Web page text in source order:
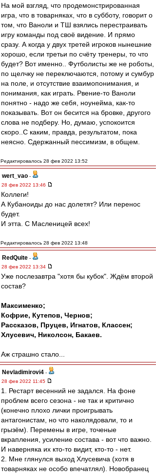
На мой взгляд, что продемонстрированная
игра, что в товарняках, что в субботу, говорит о
том, что Ваноли и ТШ взялись перестраивать
игру команды под своё видение. И прямо
сразу. А когда у двух третей игроков нынешние
хорошо, если третьи по счёту тренеры, то что
будет? Вот именно.. Футболисты же не роботы,
по щелчку не переключаются, потому и сумбур
на поле, и отсутствие взаимопонимания, и
понимания, как играть. Рвение-то Ваноли
понятно - надо же себя, ноунейма, как-то
показывать. Вот он бесится на бровке, другого
слова не подберу. Но, думаю, успокоится
скоро..С каким, правда, результатом, пока
неясно. Сдержанный пессимизм, в общем.
Редактировалось 28 фев 2022 13:52
wert_vao -
28 фев 2022 13:46
Коллеги!
А Кубаноиды до нас долетят? Или перенос
будет.
И этта. С Масленицей всех!
Редактировалось 28 фев 2022 13:48
RedQuite -
28 фев 2022 13:34
Уже послезавтра "хотя бы кубок". Ждём второй
состав?
Максименко;
Кофрие, Кутепов, Чернов;
Рассказов, Пруцев, Игнатов, Классен;
Хлусевич, Николсон, Бакаев.
Аж страшно стало...
Nevladimirovi4 -
28 фев 2022 11:45
1. Рестарт весенний не задался. На фоне
проблем всего сезона - не так и критично
(конечно плохо лички проигрывать
антагонистам, но что наколядовали, то и
грызём). Перемены в игре, точеные
вкрапления, усиление состава - вот что важно.
И наверняка их кто-то видит, кто-то - нет.
2. Мне глянулся выход Хлусевича (хотя в
товарняках не особо впечатлял). Новобранец